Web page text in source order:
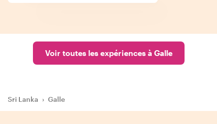
Voir toutes les expériences à Galle
Sri Lanka › Galle